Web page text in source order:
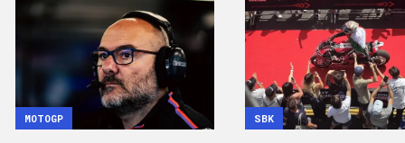
MOTOGP SBK